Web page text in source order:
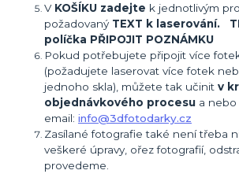
V KOŠÍKU zadejte k jednotlivým
požadovaný TEXT k laserování.
políčka PŘIPOJIT POZNÁMKU
Pokud potřebujete připojit více
(požadujete laserovat více fotek
jednoho skla), můžete tak učinit v
objednávkového procesu a nebo
email: info@3dfotodarky.cz
Zasílané fotografie také není třeba
veškeré úpravy, ořez fotografií,
provedeme.